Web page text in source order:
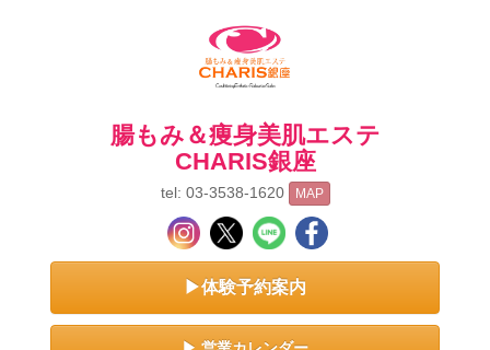
腸もみ＆痩身美肌エステ
CHARIS銀座
tel: 03-3538-1620 MAP
▶体験予約案内